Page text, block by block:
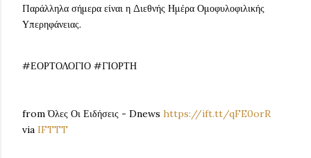
Παράλληλα σήμερα είναι η Διεθνής Ημέρα Ομοφυλοφιλικής
Υπερηφάνειας.
#ΕΟΡΤΟΛΟΓΙΟ #ΓΙΟΡΤΗ
from Όλες Οι Ειδήσεις - Dnews https://ift.tt/qFE0orR
via IFTTT